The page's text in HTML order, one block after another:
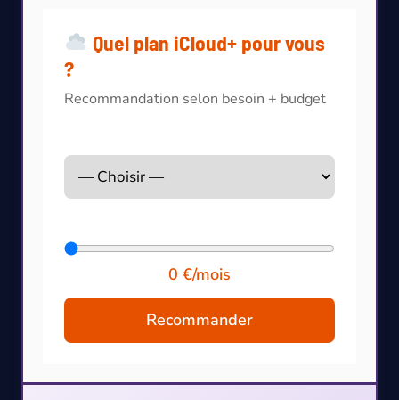
Quel plan iCloud+ pour vous
?
Recommandation selon besoin + budget
0 €/mois
Recommander